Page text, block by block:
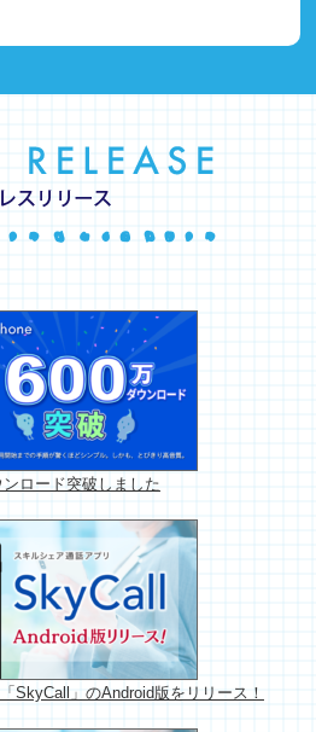
ー利用規約改訂」のお知らせ
をリリースしました
をリリースしました
ロード突破しました
SkyCall」のAndroid版をリリース！